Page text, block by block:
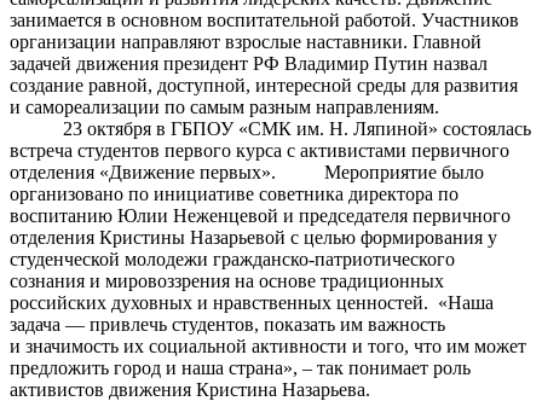
занимается в основном воспитательной работой. Участников
организации направляют взрослые наставники. Главной
задачей движения президент РФ Владимир Путин назвал
создание равной, доступной, интересной среды для развития
и самореализации по самым разным направлениям.
23 октября в ГБПОУ «СМК им. Н. Ляпиной» состоялась
встреча студентов первого курса с активистами первичного
отделения «Движение первых». Мероприятие было
организовано по инициативе советника директора по
воспитанию Юлии Неженцевой и председателя первичного
отделения Кристины Назарьевой с целью формирования у
студенческой молодежи гражданско-патриотического
сознания и мировоззрения на основе традиционных
российских духовных и нравственных ценностей. «Наша
задача — привлечь студентов, показать им важность
и значимость их социальной активности и того, что им может
предложить город и наша страна», – так понимает роль
активистов движения Кристина Назарьева.